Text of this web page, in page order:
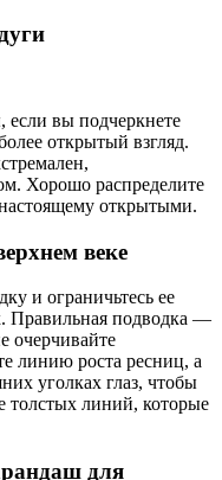
если вы подчеркнете
открытый взгляд.
Хорошо распределите
открытыми.
веке
и ограничьтесь ее
Правильная подводка —
очерчивайте
линию роста ресниц, а
уголках глаз, чтобы
толстых линий, которые
для